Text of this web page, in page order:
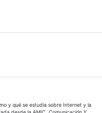
y qué se estudia sobre Internet y la